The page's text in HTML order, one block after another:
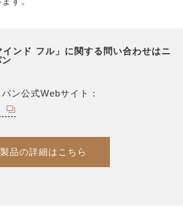
ンド フル」に関する問い合わせはニ
ン公式Webサイト：
製品の詳細はこちら